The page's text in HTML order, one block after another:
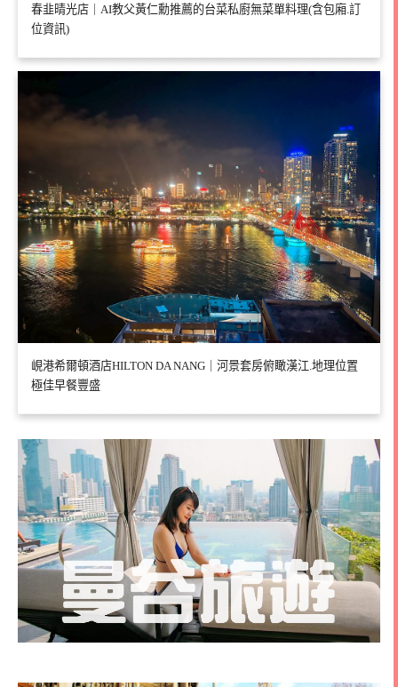
春韭晴光店｜AI教父黃仁勳推薦的台菜私廚無菜單料理(含包廂.訂
位資訊)
峴港希爾頓酒店HILTON DA NANG｜河景套房俯瞰漢江.地理位置
極佳早餐豐盛